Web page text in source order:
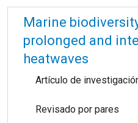
Marine
prolonged and
heatwaves
Artículo de
Revisado por pares